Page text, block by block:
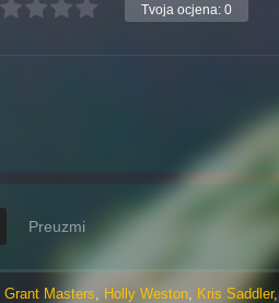
Tvoja ocjena: 0
Preuzmi
Grant Masters, Holly Weston, Kris Saddler,